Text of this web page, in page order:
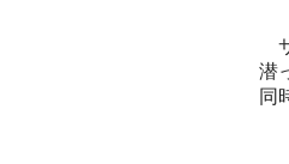
潜
同